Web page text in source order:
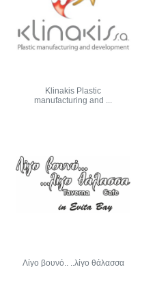
Klinakis Plastic
manufacturing and ...
Λίγο βουνό.. ..λίγο θάλασσα